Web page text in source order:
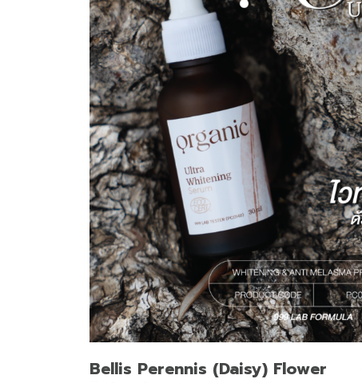
Bellis Perennis (Daisy) Flower